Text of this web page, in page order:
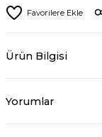
Ürün Bilgisi
Yorumlar